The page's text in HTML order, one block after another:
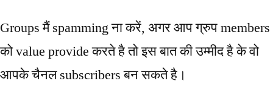
Groups मैं spamming ना करें, अगर आप ग्रुप members
को value provide करते है तो इस बात की उम्मीद है के वो
आपके चैनल subscribers बन सकते है।